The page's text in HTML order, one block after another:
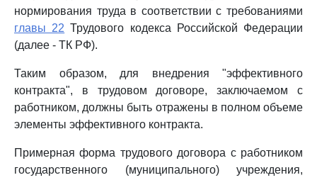
нормирования труда в соответствии с требованиями
главы 22 Трудового кодекса Российской Федерации
(далее - ТК РФ).
Таким образом, для внедрения "эффективного
контракта", в трудовом договоре, заключаемом с
работником, должны быть отражены в полном объеме
элементы эффективного контракта.
Примерная форма трудового договора с работником
государственного (муниципального) учреждения,